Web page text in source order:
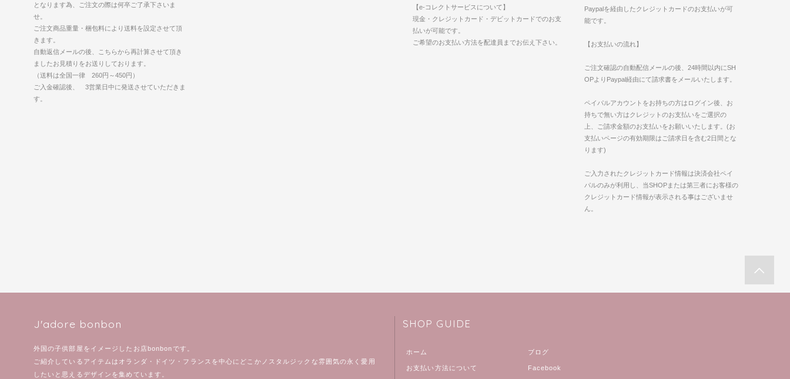
となります為、ご注文の際は何卒ご了承下さいま
せ。
ご注文商品重量・梱包料により送料を設定させて頂
きます。
自動返信メールの後、こちらから再計算させて頂き
ましたお見積りをお送りしております。
（送料は全国一律 260円～450円）
ご入金確認後、 3営業日中に発送させていただきま
す。
【e-コレクトサービスについて】
現金・クレジットカード・デビットカードでのお支
払いが可能です。
ご希望のお支払い方法を配達員までお伝え下さい。
Paypalを経由したクレジットカードのお支払いが可
能です。
【お支払いの流れ】
ご注文確認の自動配信メールの後、24時間以内にSH
OPよりPaypal経由にて請求書をメールいたします。
ペイパルアカウントをお持ちの方はログイン後、お
持ちで無い方はクレジットのお支払いをご選択の
上、ご請求金額のお支払いをお願いいたします。(お
支払いページの有効期限はご請求日を含む2日間とな
ります)
ご入力されたクレジットカード情報は決済会社ペイ
パルのみが利用し、当SHOPまたは第三者にお客様の
クレジットカード情報が表示される事はございませ
ん。
J'adore bonbon
外国の子供部屋をイメージしたお店bonbonです。
ご紹介しているアイテムはオランダ・ドイツ・フランスを中心にどこかノスタルジックな雰囲気の永く愛用
したいと思えるデザインを集めています。
SHOP GUIDE
ホーム
お支払い方法について
ブログ
Facebook